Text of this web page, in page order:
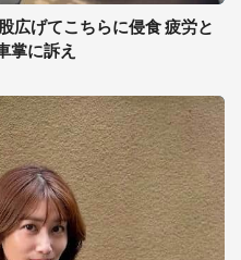
広げてこちらに侵食 疲労と
掌に訴え